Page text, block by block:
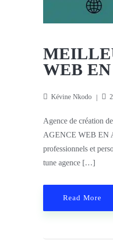
WEB
Kévine Nkodo
Agence de création
AGENCE WEB EN
professionnels et
tune agence […]
Read More